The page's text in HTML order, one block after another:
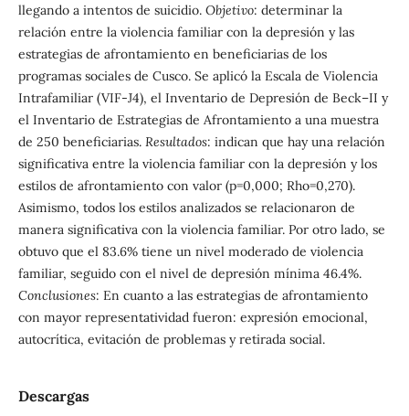
llegando a intentos de suicidio. Objetivo: determinar la
relación entre la violencia familiar con la depresión y las
estrategias de afrontamiento en beneficiarias de los
programas sociales de Cusco. Se aplicó la Escala de Violencia
Intrafamiliar (VIF-J4), el Inventario de Depresión de Beck–II y
el Inventario de Estrategias de Afrontamiento a una muestra
de 250 beneficiarias. Resultados: indican que hay una relación
significativa entre la violencia familiar con la depresión y los
estilos de afrontamiento con valor (p=0,000; Rho=0,270).
Asimismo, todos los estilos analizados se relacionaron de
manera significativa con la violencia familiar. Por otro lado, se
obtuvo que el 83.6% tiene un nivel moderado de violencia
familiar, seguido con el nivel de depresión mínima 46.4%.
Conclusiones: En cuanto a las estrategias de afrontamiento
con mayor representatividad fueron: expresión emocional,
autocrítica, evitación de problemas y retirada social.
Descargas